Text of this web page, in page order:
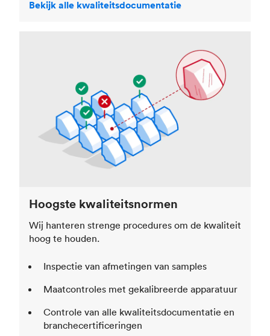
Bekijk alle kwaliteitsdocumentatie
Hoogste kwaliteitsnormen
Wij hanteren strenge procedures om de kwaliteit
hoog te houden.
Inspectie van afmetingen van samples
Maatcontroles met gekalibreerde apparatuur
Controle van alle kwaliteitsdocumentatie en
branchecertificeringen